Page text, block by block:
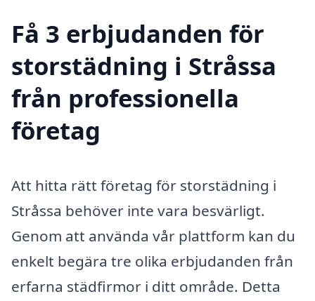
Få 3 erbjudanden för
storstädning i Stråssa
från professionella
företag
Att hitta rätt företag för storstädning i
Stråssa behöver inte vara besvärligt.
Genom att använda vår plattform kan du
enkelt begära tre olika erbjudanden från
erfarna städfirmor i ditt område. Detta